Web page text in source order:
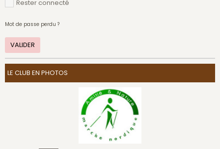
Rester connecté
Mot de passe perdu ?
VALIDER
LE CLUB EN PHOTOS